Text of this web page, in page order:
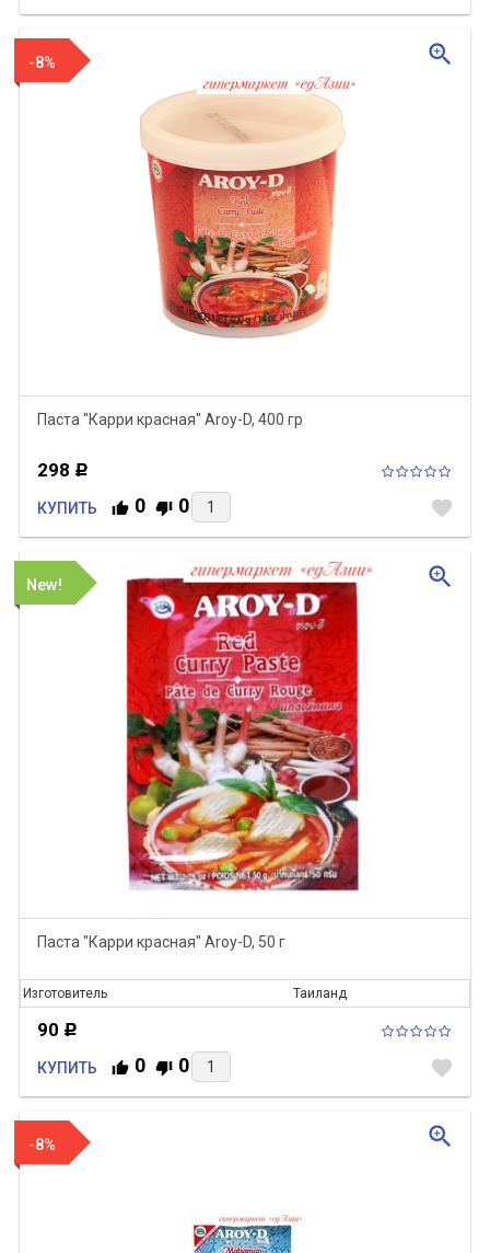
-8%
Паста "Карри красная" Aroy-D, 400 гр
298 Р
КУПИТЬ 0 0 favorite
zoom_in
New!
Паста "Карри красная" Aroy-D, 50 г
Изготовитель Таиланд
90 Р
КУПИТЬ 0 0 favorite
zoom_in
-8% zoom_in